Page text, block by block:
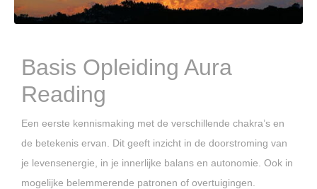
Basis Opleiding Aura
Reading
Een eerste kennismaking met de verschillende chakra’s en
de betekenis ervan. Dit geeft inzicht in de doorstroming van
je levensenergie, in je innerlijke balans en autonomie. Ook in
mogelijke belemmerende patronen of overtuigingen.